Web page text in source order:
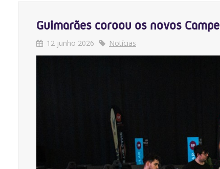
Guimarães coroou os novos
12 junho 2026 Notícias